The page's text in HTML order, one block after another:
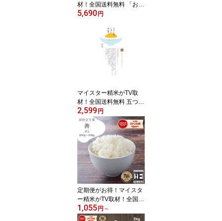
材！全国送料無料 「お仕
立て米」『彩』いろどり
ヨニシキ】【里じまん】
お米 おこめ 米 送料
無料 ギフト 内祝 お
中元 お歳暮 父の日
母の日 ウエディング
お祝い 引っ越し 挨
5,690円
マイスター精米がTV取
材！全国送料無料 五つ星
お米マイスター「お仕立
て米」シリーズ『たまご
かけごはんのお米』1.8k
g 10合 10カップ【楽ギ
フ_のし】【ササニシ
キ】【ささにしき】【か
ぐや姫】【送料無料】
2,599円
定期便がお得！マイスタ
ー精米がTV取材！全国送
料無料 善 五ツ星お米マ
イスター「お仕立て米」
1,055円 ～